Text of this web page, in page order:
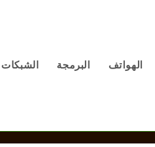
الهواتف البرمجة الشبكات